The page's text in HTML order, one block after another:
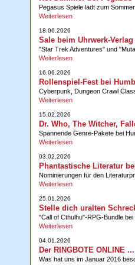
Pegasus Spiele lädt zum
Weiterlesen
18.06.2026
Sale beim Uhrwerk-Verlag
"Star Trek Adventures" und
Weiterlesen
16.06.2026
Rollenspiel-Fest bei
Cyberpunk, Dungeon Crawl
Weiterlesen
15.02.2026
Dr. Who, The Witcher,
Spannende Genre-Pakete bei
Weiterlesen
03.02.2026
Phantastische Literatur
Nominierungen für den
Weiterlesen
25.01.2026
Stelle dich uralten
"Call of Cthulhu"-RPG-Bundle bei
Weiterlesen
04.01.2026
Der RINGBOTE ONLINE
Was hat uns im Januar 2016